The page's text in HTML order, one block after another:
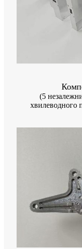
(5
хвилеводного